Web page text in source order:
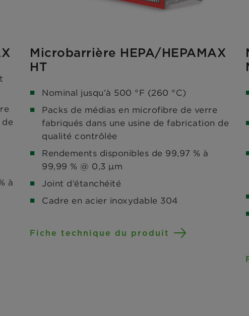
à
Microbarrière HEPA/HEPAMAX
HT
Nominal jusqu’à 500 °F (260 °C)
Packs de médias en microfibre de verre
fabriqués dans une usine de fabrication de
qualité contrôlée
Rendements disponibles de 99,97 % à
99,99 % @ 0,3 μm
Joint d’étanchéité
Cadre en acier inoxydable 304
Fiche technique du produit